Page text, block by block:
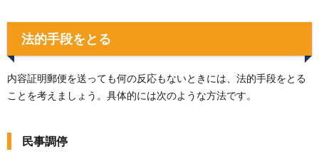
法的手段をとる
内容証明郵便を送っても何の反応もないときには、法的手段をとる
ことを考えましょう。具体的には次のような方法です。
民事調停